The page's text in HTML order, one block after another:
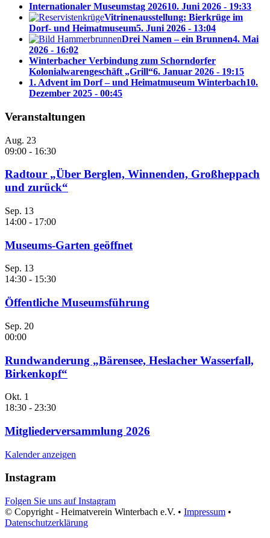
Internationaler Museumstag 202610. Juni 2026 - 19:33
Vitrinenausstellung: Bierkrüge im
Dorf- und Heimatmuseum5. Juni 2026 - 13:04
Drei Namen – ein Brunnen4. Mai
2026 - 16:02
Winterbacher Verbindung zum Schorndorfer
Kolonialwarengeschäft „Grill“6. Januar 2026 - 19:15
1. Advent im Dorf – und Heimatmuseum Winterbach10.
Dezember 2025 - 00:45
Veranstaltungen
Aug. 23
09:00 - 16:30
Radtour „Über Berglen, Winnenden, Großheppach
und zurück“
Sep. 13
14:00 - 17:00
Museums-Garten geöffnet
Sep. 13
14:30 - 15:30
Öffentliche Museumsführung
Sep. 20
00:00
Rundwanderung „Bärensee, Heslacher Wasserfall,
Birkenkopf“
Okt. 1
18:30 - 23:30
Mitgliederversammlung 2026
Kalender anzeigen
Instagram
Folgen Sie uns auf Instagram
© Copyright - Heimatverein Winterbach e.V. • Impressum •
Datenschutzerklärung